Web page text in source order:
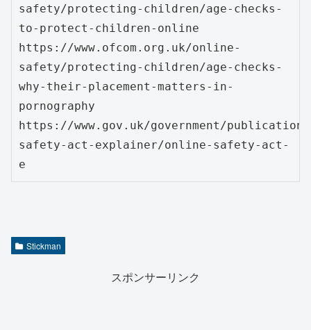
safety/protecting-children/age-checks-
to-protect-children-online
https://www.ofcom.org.uk/online-
safety/protecting-children/age-checks-
why-their-placement-matters-in-
pornography
https://www.gov.uk/government/
safety-act-explainer/online-safety-act-
e
Stickman
スポンサーリンク